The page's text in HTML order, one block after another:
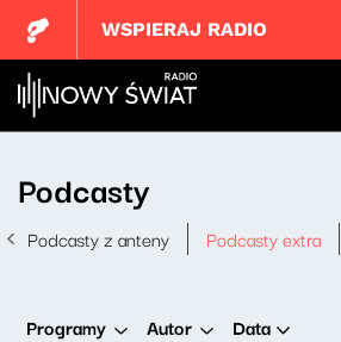
WSPIERAJ RADIO
Podcasty
Podcasty z anteny Podcasty extra
Programy Autor Data